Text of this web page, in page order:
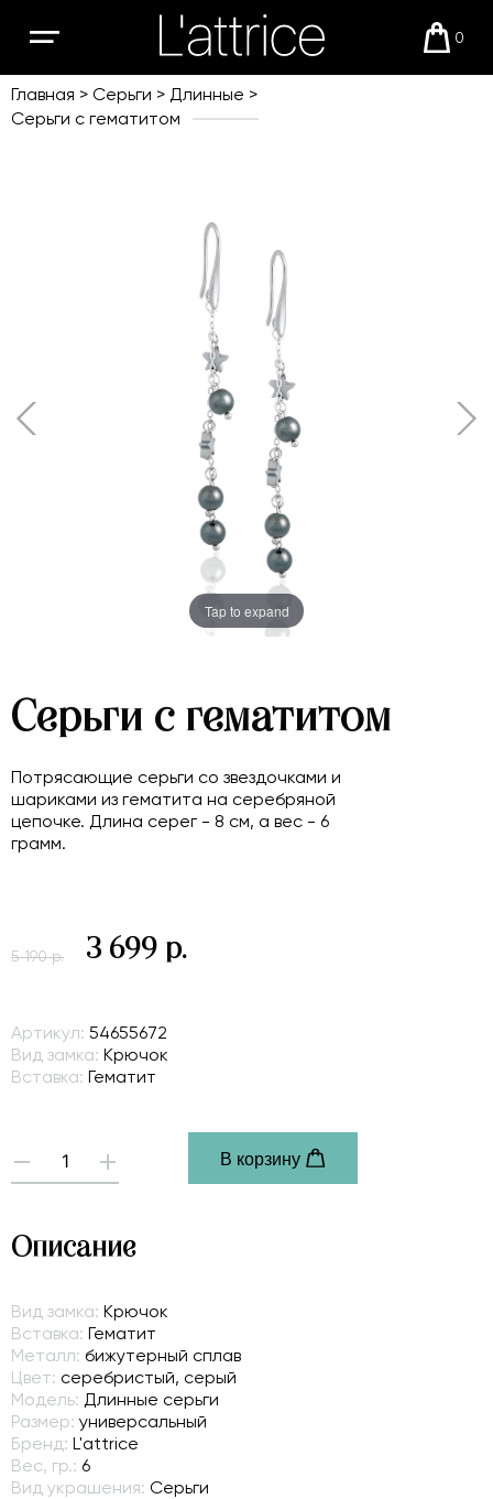
Открыть
0
Главная Серьги
Длинные
Серьги с гематитом
Tap to expand
Серьги с гематитом
Потрясающие серьги со звездочками и
шариками из гематита на серебряной
цепочке. Длина серег - 8 см, а вес - 6
грамм.
5 190 р. 3 699 р.
Артикул: 54655672
Вид замка: Крючок
Вставка: Гематит
- +
В корзину
Описание
Вид замка: Крючок
Вставка: Гематит
Металл: бижутерный сплав
Цвет: серебристый, серый
Модель: Длинные серьги
Размер: универсальный
Бренд: L'attrice
Вес, гр.: 6
Вид украшения: Серьги